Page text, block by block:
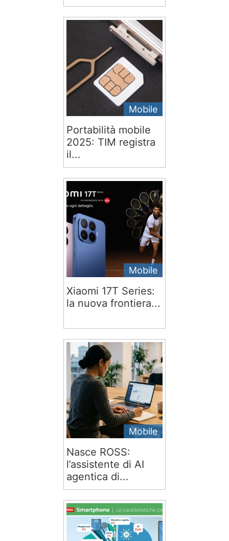
Mobile
Portabilità mobile
2025: TIM registra
il...
Mobile
Xiaomi 17T Series:
la nuova frontiera...
Mobile
Nasce ROSS:
l’assistente di AI
agentica di...